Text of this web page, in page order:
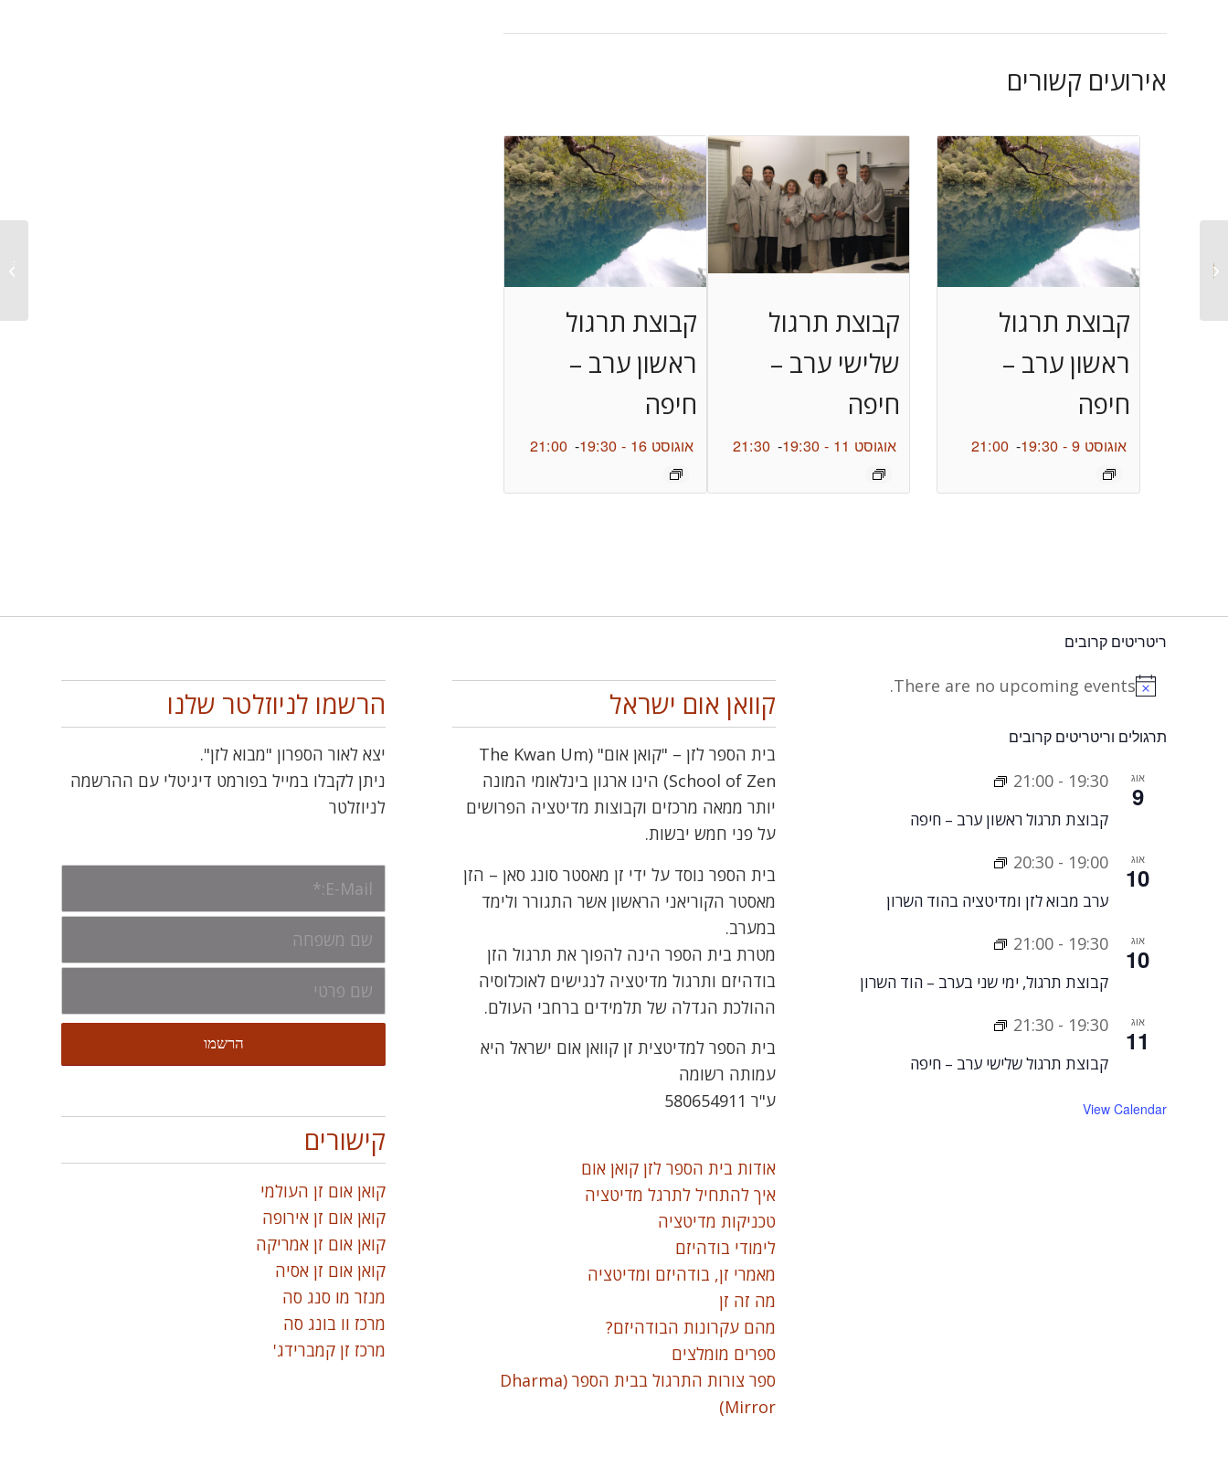
אירועים קשורים
קבוצת תרגול
ראשון ערב –
חיפה
אוגוסט 9 - 19:30 -
21:00
קבוצת תרגול
שלישי ערב –
חיפה
אוגוסט 11 - 19:30 -
21:30
קבוצת תרגול
ראשון ערב –
חיפה
אוגוסט 16 - 19:30 -
21:00
ריטריטים קרובים
Notice
There are no upcoming events.
תרגולים וריטריטים קרובים
אוג
9
19:30
-
21:00
קבוצת תרגול ראשון ערב – חיפה
אוג
10
19:00
-
20:30
ערב מבוא לזן ומדיטציה בהוד השרון
אוג
10
19:30
-
21:00
קבוצת תרגול, ימי שני בערב – הוד השרון
אוג
11
19:30
-
21:30
קבוצת תרגול שלישי ערב – חיפה
View Calendar
קוואן אום ישראל
בית הספר לזן – "קואן אום" (The Kwan Um
School of Zen) הינו ארגון בינלאומי המונה
יותר ממאה מרכזים וקבוצות מדיטציה הפרושים
על פני חמש יבשות.
בית הספר נוסד על ידי זן מאסטר סונג סאן – הזן
מאסטר הקוריאני הראשון אשר התגורר ולימד
במערב.
מטרת בית הספר הינה להפוך את תרגול הזן
בודהיזם ותרגול מדיטציה לנגישים לאוכלוסיה
ההולכת הגדלה של תלמידים ברחבי העולם.
בית הספר למדיטצית זן קוואן אום ישראל היא
עמותה רשומה
ע"ר 580654911
אודות בית הספר לזן קואן אום
איך להתחיל לתרגל מדיטציה
טכניקות מדיטציה
לימודי בודהיזם
מאמרי זן, בודהיזם ומדיטציה
מה זה זן
מהם עקרונות הבודהיזם?
ספרים מומלצים
ספר צורות התרגול בבית הספר (Dharma
Mirror)
הרשמו לניוזלטר שלנו
יצא לאור הספרון "מבוא לזן".
ניתן לקבלו במייל בפורמט דיגיטלי עם ההרשמה
לניוזלטר
קישורים
קואן אום זן העולמי
קואן אום זן אירופה
קואן אום זן אמריקה
קואן אום זן אסיה
מנזר מו סנג סה
מרכז וו בונג סה
מרכז זן קמברידג'
קבוצת תרגול שני בוקר –
פרדס חנה